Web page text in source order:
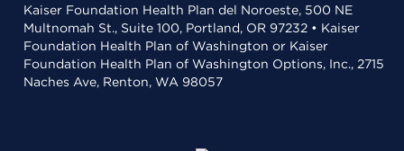
Kaiser Foundation Health Plan del Noroeste, 500 NE
Multnomah St., Suite 100, Portland, OR 97232 • Kaiser
Foundation Health Plan of Washington or Kaiser
Foundation Health Plan of Washington Options, Inc., 2715
Naches Ave, Renton, WA 98057